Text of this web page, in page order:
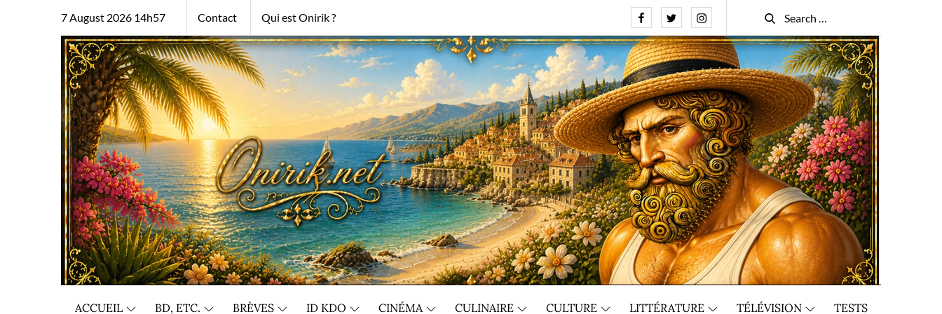
7 August 2026 14h57 Contact Qui est Onirik ? FacebookTwitterInstagram
Search
for:
Search
ACCUEIL BD, ETC. BRÈVES ID KDO CINÉMA CULINAIRE CULTURE LITTÉRATURE TÉLÉVISION TESTS